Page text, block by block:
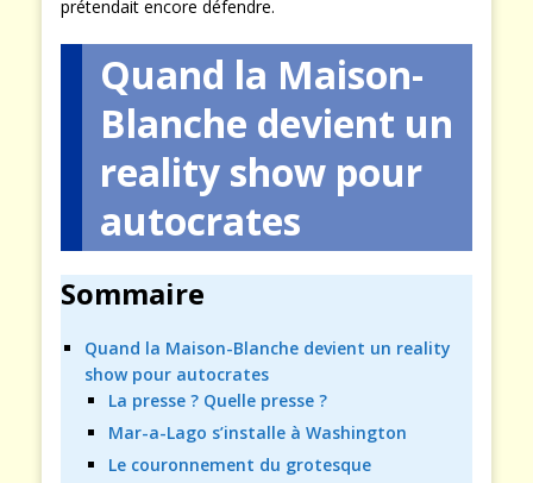
prétendait encore défendre.
Quand la Maison-
Blanche devient un
reality show pour
autocrates
Sommaire
Quand la Maison-Blanche devient un reality
show pour autocrates
La presse ? Quelle presse ?
Mar-a-Lago s’installe à Washington
Le couronnement du grotesque